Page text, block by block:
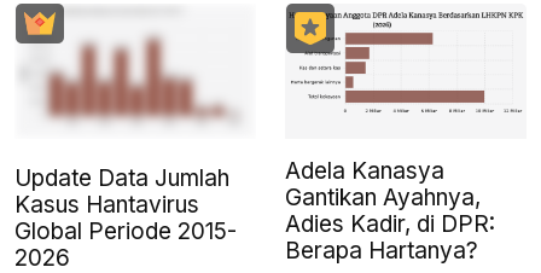
Update Data Jumlah
Kasus Hantavirus
Global Periode 2015-
2026
Adela Kanasya
Gantikan Ayahnya,
Adies Kadir, di DPR:
Berapa Hartanya?